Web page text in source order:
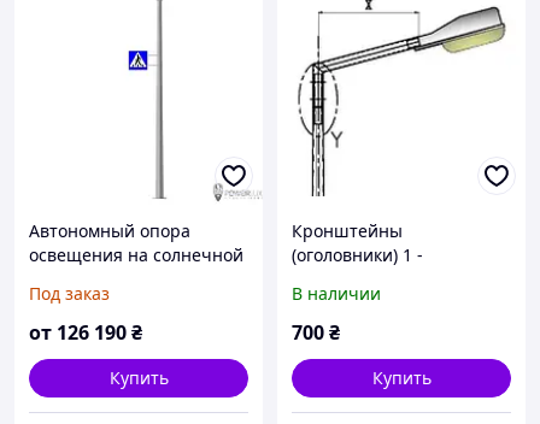
Автономный опора
освещения на солнечной
Под заказ
от 126 190₴
Купить
Кронштейны
(оголовники) 1 -
опор уличного
освещения 1,0 м
В наличии
700₴
Купить